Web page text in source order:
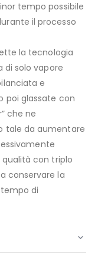
tempo possibile
il processo
la tecnologia
di solo vapore
e
poi glassate con
che ne
tale da aumentare
con triplo
conservare la
di